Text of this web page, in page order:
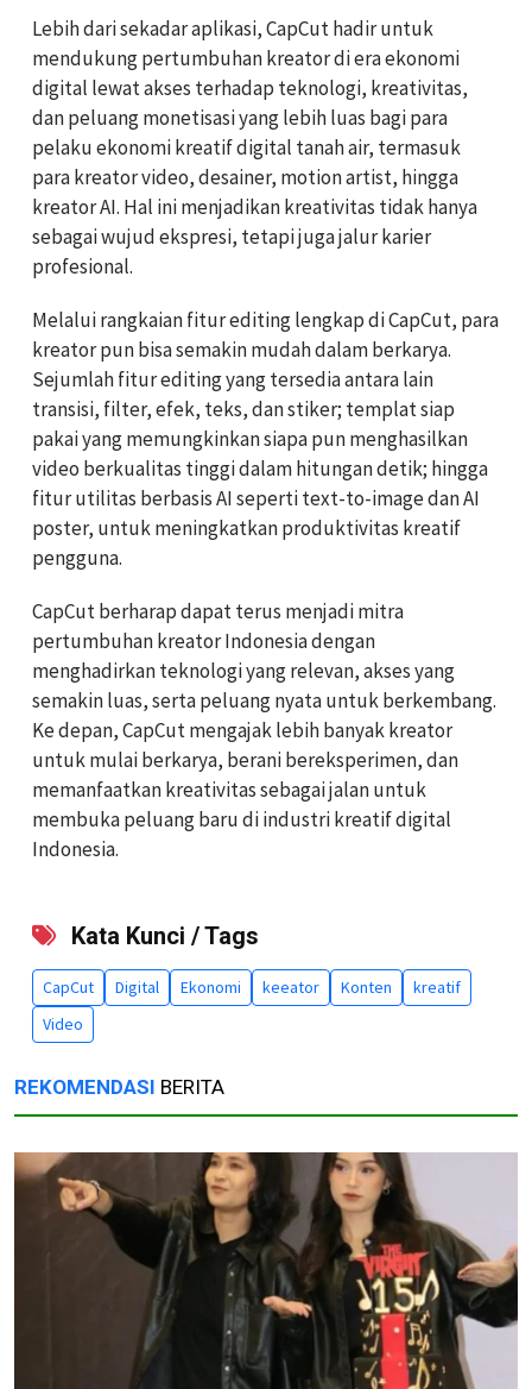
Lebih dari sekadar aplikasi, CapCut hadir untuk
mendukung pertumbuhan kreator di era ekonomi
digital lewat akses terhadap teknologi, kreativitas,
dan peluang monetisasi yang lebih luas bagi para
pelaku ekonomi kreatif digital tanah air, termasuk
para kreator video, desainer, motion artist, hingga
kreator AI. Hal ini menjadikan kreativitas tidak hanya
sebagai wujud ekspresi, tetapi juga jalur karier
profesional.
Melalui rangkaian fitur editing lengkap di CapCut, para
kreator pun bisa semakin mudah dalam berkarya.
Sejumlah fitur editing yang tersedia antara lain
transisi, filter, efek, teks, dan stiker; templat siap
pakai yang memungkinkan siapa pun menghasilkan
video berkualitas tinggi dalam hitungan detik; hingga
fitur utilitas berbasis AI seperti text-to-image dan AI
poster, untuk meningkatkan produktivitas kreatif
pengguna.
CapCut berharap dapat terus menjadi mitra
pertumbuhan kreator Indonesia dengan
menghadirkan teknologi yang relevan, akses yang
semakin luas, serta peluang nyata untuk berkembang.
Ke depan, CapCut mengajak lebih banyak kreator
untuk mulai berkarya, berani bereksperimen, dan
memanfaatkan kreativitas sebagai jalan untuk
membuka peluang baru di industri kreatif digital
Indonesia.
Kata Kunci / Tags
CapCut Digital Ekonomi keeator Konten
kreatif
Video
REKOMENDASI BERITA